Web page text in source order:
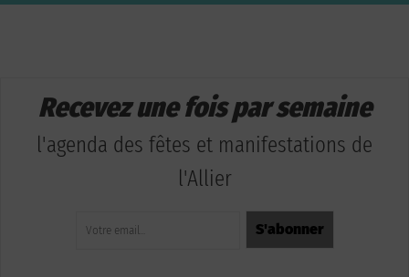
Recevez une fois par semaine
l'agenda des fêtes et manifestations de
l'Allier